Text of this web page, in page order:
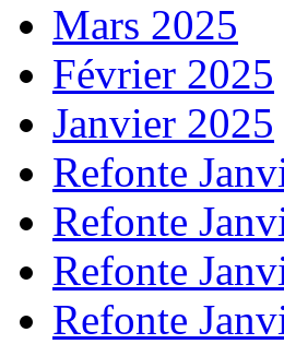
Mars 2025
Février 2025
Janvier 2025
Refonte
Refonte
Refonte
Refonte